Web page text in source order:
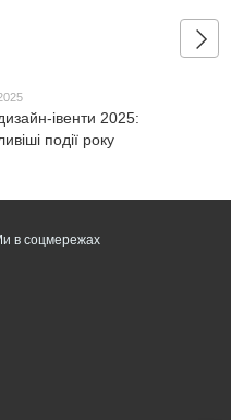
івенти 2025:
події року
в соцмережах